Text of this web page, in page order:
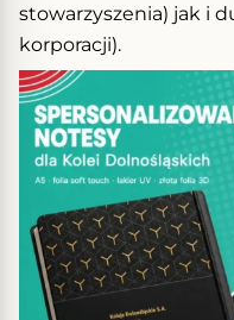
stowarzyszenia) jak i
korporacji).